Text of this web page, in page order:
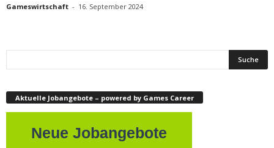
Gameswirtschaft - 16. September 2024
Aktuelle Jobangebote – powered by Games Career